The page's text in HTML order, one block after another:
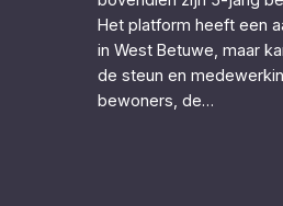
Het platform heeft een
in West Betuwe, maar
de steun en
bewoners, de…